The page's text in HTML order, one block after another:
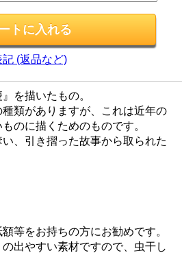
(返品など)
を描いたもの。
類がありますが、これは近年の
のに描くためのものです。
、引き摺った故事から取られた
等をお持ちの方にお勧めです。
出やすい素材ですので、虫干し